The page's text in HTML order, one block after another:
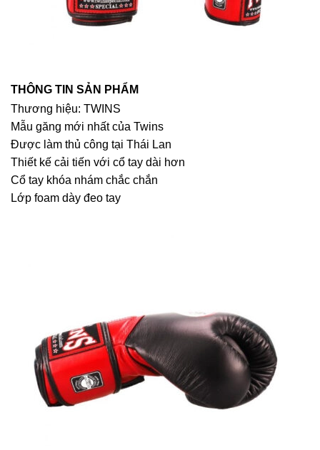
THÔNG TIN SẢN PHẨM
Thương hiệu: TWINS
Mẫu găng mới nhất của Twins
Được làm thủ công tại Thái Lan
Thiết kế cải tiến với cổ tay dài hơn
Cổ tay khóa nhám chắc chắn
Lớp foam dày đeo tay